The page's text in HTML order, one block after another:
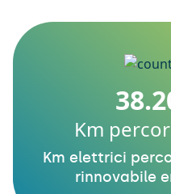
Km
Km elettrici
rinnovabile